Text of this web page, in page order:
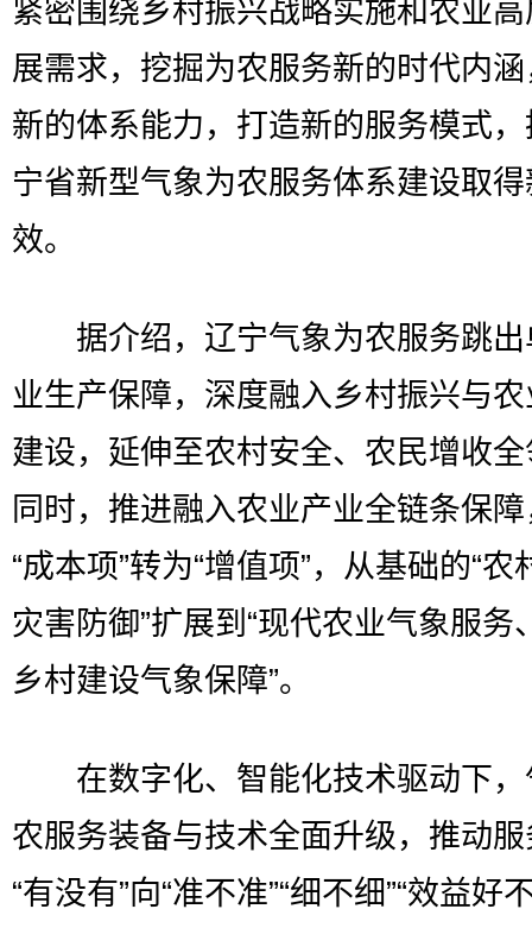
紧密围绕乡村振兴战略实施和农业
展需求，挖掘为农服务新的时代内
新的体系能力，打造新的服务模式
宁省新型气象为农服务体系建设取
效。
据介绍，辽宁气象为农服务跳出
业生产保障，深度融入乡村振兴与
建设，延伸至农村安全、农民增收
同时，推进融入农业产业全链条保
“成本项”转为“增值项”，从基础的“农
灾害防御”扩展到“现代农业气象服务
乡村建设气象保障”。
在数字化、智能化技术驱动下，
农服务装备与技术全面升级，推动
“有没有”向“准不准”“细不细”“效益好